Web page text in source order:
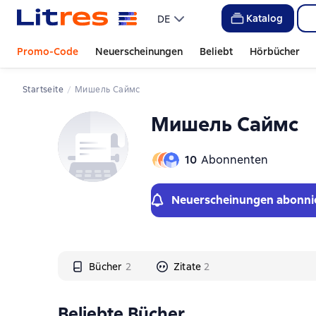
DE Katalog
Promo-Code Neuerscheinungen Beliebt Hörbücher
Startseite Мишель Саймс
Мишель Саймс
10 Abonnenten
Neuerscheinungen
Bücher 2 Zitate 2
Слайдер с книгами
Слайдер с книгами